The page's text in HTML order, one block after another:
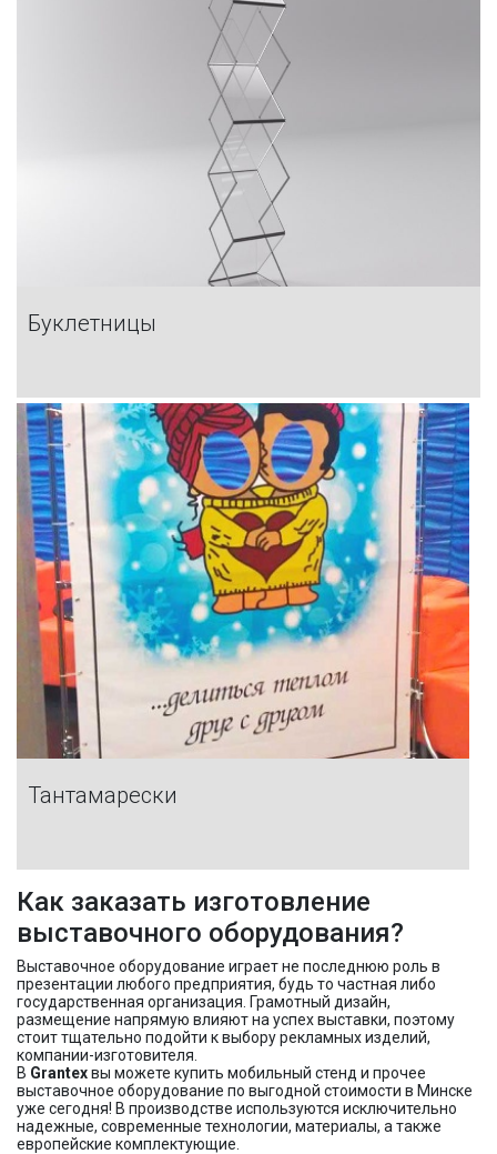
Буклетницы
Тантамарески
Как заказать изготовление
выставочного оборудования?
Выставочное оборудование играет не последнюю роль в
презентации любого предприятия, будь то частная либо
государственная организация. Грамотный дизайн,
размещение напрямую влияют на успех выставки, поэтому
стоит тщательно подойти к выбору рекламных изделий,
компании-изготовителя.
В Grantexвы можете купить мобильный стенд и прочее
выставочное оборудование по выгодной стоимости в Минске
уже сегодня! В производстве используются исключительно
надежные, современные технологии, материалы, а также
европейские комплектующие.